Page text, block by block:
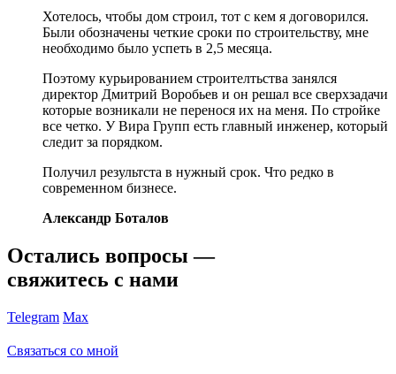
Хотелось, чтобы дом строил, тот с кем я договорился.
Были обозначены четкие сроки по строительству, мне
необходимо было успеть в 2,5 месяца.
Поэтому курьированием строителтьства занялся
директор Дмитрий Воробьев и он решал все сверхзадачи
которые возникали не перенося их на меня. По стройке
все четко. У Вира Групп есть главный инженер, который
следит за порядком.
Получил результста в нужный срок. Что редко в
современном бизнесе.
Александр Боталов
Остались вопросы —
свяжитесь с нами
Telegram Max
Связаться со мной